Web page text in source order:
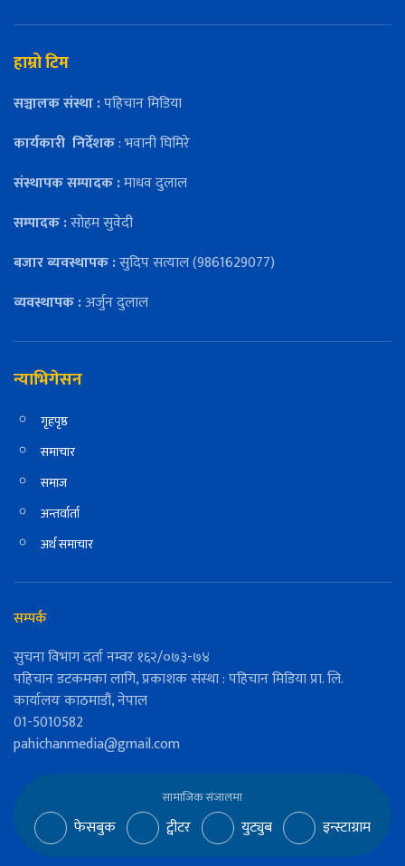
हाम्रो टिम
सञ्चालक संस्था :पहिचान मिडिया
कार्यकारी निर्देशक: भवानी घिमिरे
संस्थापक सम्पादक :माधव दुलाल
सम्पादक :सोहम सुवेदी
बजार ब्यवस्थापक :सुदिप सत्याल (9861629077)
व्यवस्थापक :अर्जुन दुलाल
न्याभिगेसन
गृहपृष्ठ
समाचार
समाज
अन्तर्वार्ता
अर्थ समाचार
सम्पर्क
सुचना विभाग दर्ता नम्वर १६२/०७३-७४
पहिचान डटकमका लागि, प्रकाशक संस्था : पहिचान मिडिया प्रा. लि.
कार्यालयः काठमाडौं, नेपाल
01-5010582
pahichanmedia@gmail.com
सामाजिक संजालमा
फेसबुक ट्वीटर युट्युब इन्स्टाग्राम